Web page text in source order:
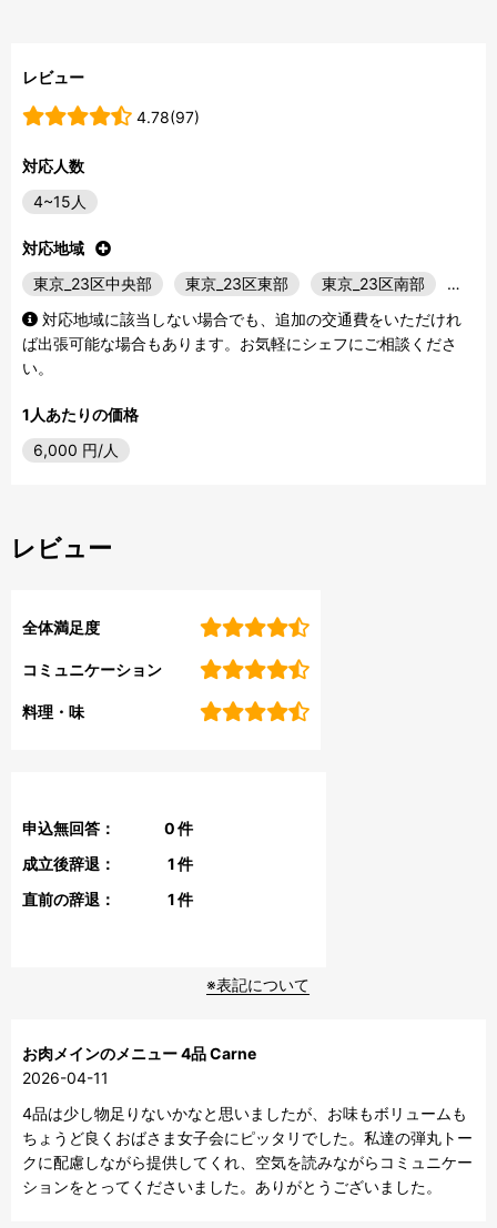
レビュー
4.78(97)
対応人数
4~15人
対応地域
東京_23区中央部
東京_23区東部 東京_23区南部
…
対応地域に該当しない場合でも、追加の交通費をいただけれ
ば出張可能な場合もあります。お気軽にシェフにご相談くださ
い。
1人あたりの価格
6,000 円/人
レビュー
全体満足度
コミュニケーション
料理・味
申込無回答： 0件
成立後辞退：
1件
直前の辞退：
1件
※表記について
お肉メインのメニュー 4品 Carne
2026-04-11
4品は少し物足りないかなと思いましたが、お味もボリュームも
ちょうど良くおばさま女子会にピッタリでした。私達の弾丸トー
クに配慮しながら提供してくれ、空気を読みながらコミュニケー
ションをとってくださいました。ありがとうございました。